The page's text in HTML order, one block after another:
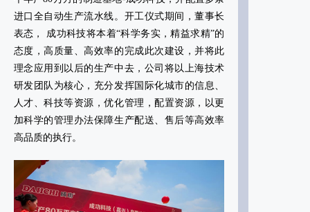
进口全自动生产流水线。开工仪式期间，董事长
表态， 成功科技将本着“科学务实，精益求精”的
态度，高质量、高效率的完成此次建设，并将此
理念应用到以后的生产中去，公司将以上海技术
研发团队为核心，充分发挥国际化城市的信息、
人才、科技等资源，优化管理，配置资源，以更
加科学的管理办法保障生产配送、售后等高效率
高品质的执行。